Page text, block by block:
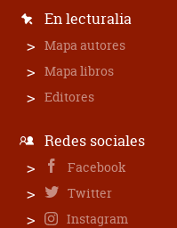
En lecturalia
Mapa autores
Mapa libros
Editores
Redes sociales
Facebook
Twitter
Instagram